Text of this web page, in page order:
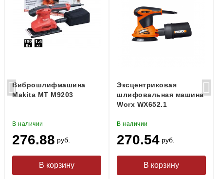
Виброшлифмашина
Makita MT M9203
В наличии
276.88 руб.
Эксцентриковая
шлифовальная машина
Worx WX652.1
В наличии
270.54 руб.